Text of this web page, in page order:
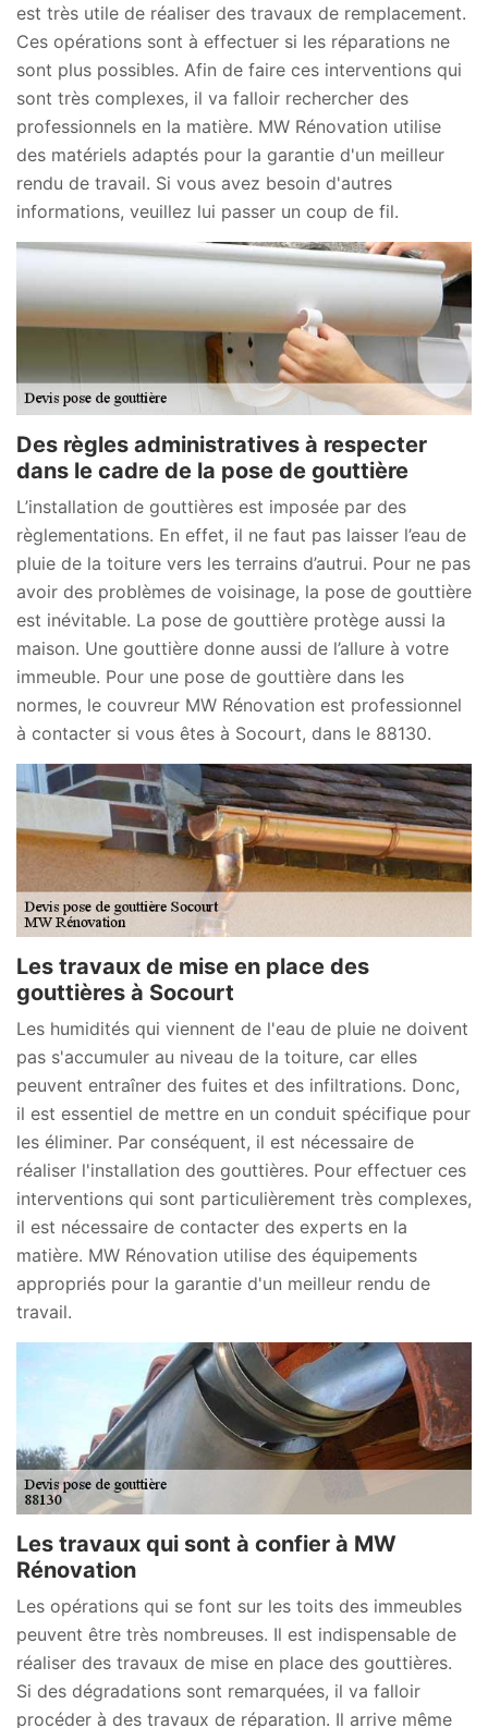
est très utile de réaliser des travaux de remplacement.
Ces opérations sont à effectuer si les réparations ne
sont plus possibles. Afin de faire ces interventions qui
sont très complexes, il va falloir rechercher des
professionnels en la matière. MW Rénovation utilise
des matériels adaptés pour la garantie d'un meilleur
rendu de travail. Si vous avez besoin d'autres
informations, veuillez lui passer un coup de fil.
Des règles administratives à respecter
dans le cadre de la pose de gouttière
L’installation de gouttières est imposée par des
règlementations. En effet, il ne faut pas laisser l’eau de
pluie de la toiture vers les terrains d’autrui. Pour ne pas
avoir des problèmes de voisinage, la pose de gouttière
est inévitable. La pose de gouttière protège aussi la
maison. Une gouttière donne aussi de l’allure à votre
immeuble. Pour une pose de gouttière dans les
normes, le couvreur MW Rénovation est professionnel
à contacter si vous êtes à Socourt, dans le 88130.
Les travaux de mise en place des
gouttières à Socourt
Les humidités qui viennent de l'eau de pluie ne doivent
pas s'accumuler au niveau de la toiture, car elles
peuvent entraîner des fuites et des infiltrations. Donc,
il est essentiel de mettre en un conduit spécifique pour
les éliminer. Par conséquent, il est nécessaire de
réaliser l'installation des gouttières. Pour effectuer ces
interventions qui sont particulièrement très complexes,
il est nécessaire de contacter des experts en la
matière. MW Rénovation utilise des équipements
appropriés pour la garantie d'un meilleur rendu de
travail.
Les travaux qui sont à confier à MW
Rénovation
Les opérations qui se font sur les toits des immeubles
peuvent être très nombreuses. Il est indispensable de
réaliser des travaux de mise en place des gouttières.
Si des dégradations sont remarquées, il va falloir
procéder à des travaux de réparation. Il arrive même